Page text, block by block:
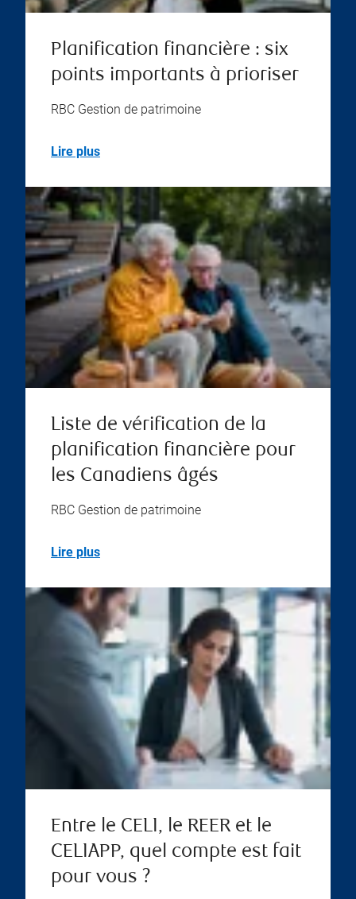
Planification financière : six
points importants à prioriser
RBC Gestion de patrimoine
Lire plus
Liste de vérification de la
planification financière pour
les Canadiens âgés
RBC Gestion de patrimoine
Lire plus
Entre le CELI, le REER et le
CELIAPP, quel compte est fait
pour vous ?